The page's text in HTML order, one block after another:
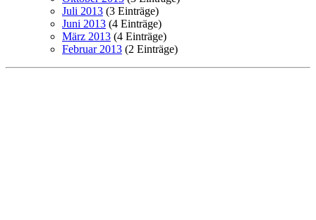
Juli 2013 (3 Einträge)
Juni 2013 (4 Einträge)
März 2013 (4 Einträge)
Februar 2013 (2 Einträge)